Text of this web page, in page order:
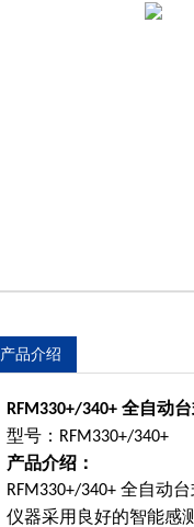
产品介绍
RFM330+/340+ 全自动
型号： RFM330+/340+
产品介绍：
RFM330+/340+ 全自动
仪器采用良好的智能感